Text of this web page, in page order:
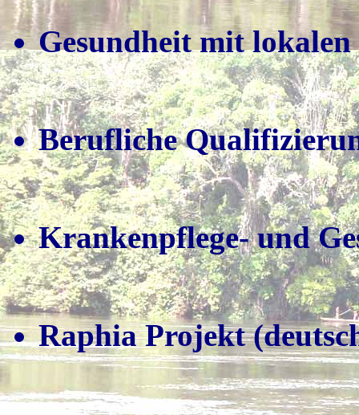
Gesundheit mit
Berufliche
Krankenpflege- und
Raphia Projekt